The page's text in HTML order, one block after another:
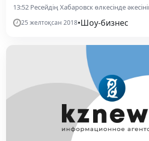
13:52 Ресейдің Хабаровск өлкесінде
25 желтоқсан 2018•Шоу-бизнес